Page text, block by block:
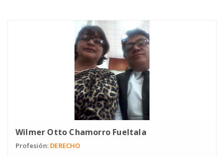
Wilmer Otto Chamorro Fueltala
Profesión: DERECHO